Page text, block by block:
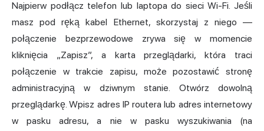
Najpierw podłącz telefon lub laptopa do sieci Wi-Fi. Jeśli
masz pod ręką kabel Ethernet, skorzystaj z niego —
połączenie bezprzewodowe zrywa się w momencie
kliknięcia „Zapisz”, a karta przeglądarki, która traci
połączenie w trakcie zapisu, może pozostawić stronę
administracyjną w dziwnym stanie. Otwórz dowolną
przeglądarkę. Wpisz adres IP routera lub adres internetowy
w pasku adresu, a nie w pasku wyszukiwania (na